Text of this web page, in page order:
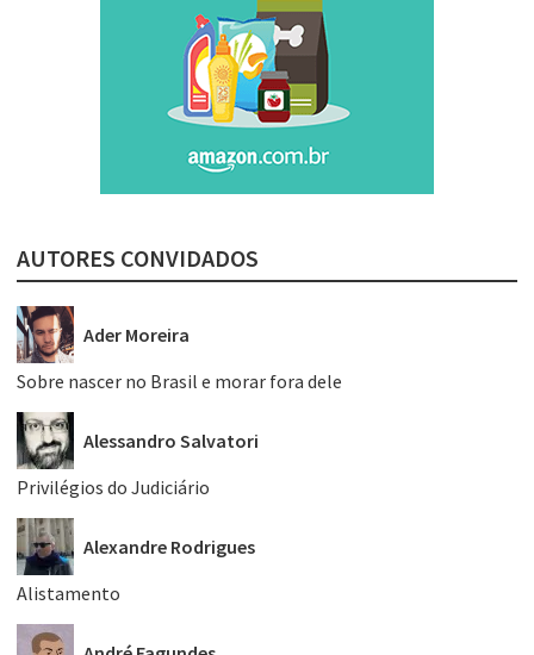
AUTORES CONVIDADOS
Ader Moreira
Sobre nascer no Brasil e morar fora dele
Alessandro Salvatori
Privilégios do Judiciário
Alexandre Rodrigues
Alistamento